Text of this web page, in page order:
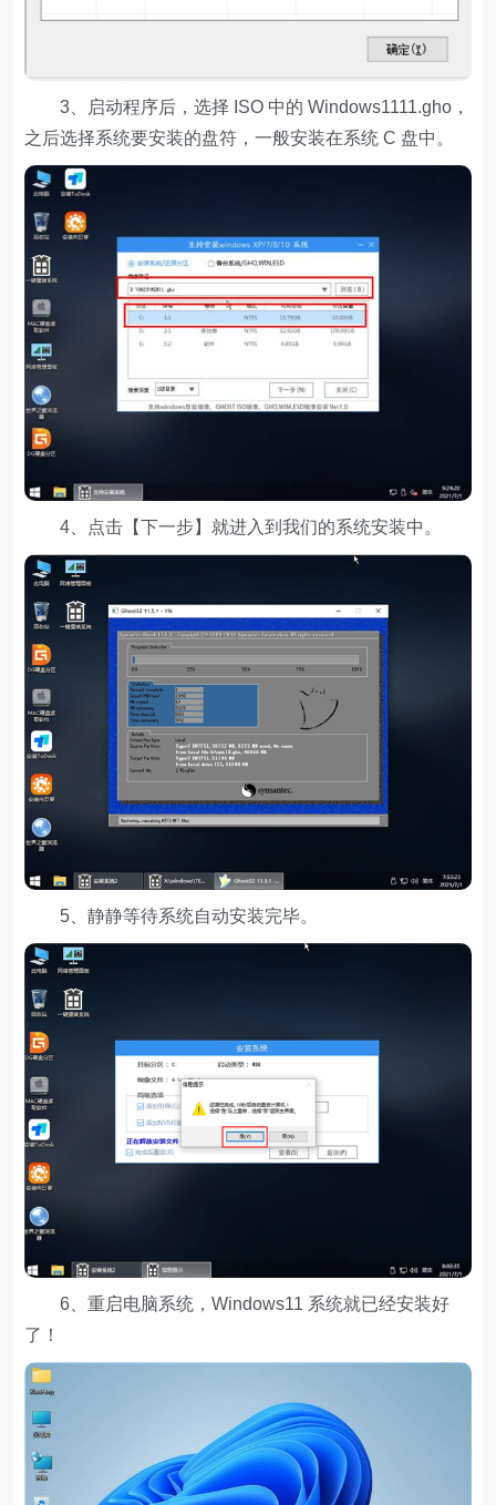
3、启动程序后，选择 ISO 中的 Windows1111.gho，
之后选择系统要安装的盘符，一般安装在系统 C 盘中。
4、点击【下一步】就进入到我们的系统安装中。
5、静静等待系统自动安装完毕。
6、重启电脑系统，Windows11 系统就已经安装好
了！